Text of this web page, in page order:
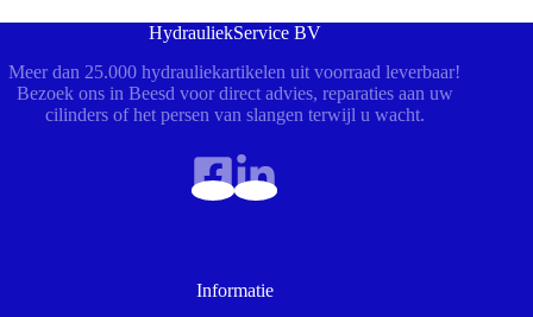
HydrauliekService BV
Meer dan 25.000 hydrauliekartikelen uit voorraad leverbaar!
Bezoek ons in Beesd voor direct advies, reparaties aan uw
cilinders of het persen van slangen terwijl u wacht.
Informatie